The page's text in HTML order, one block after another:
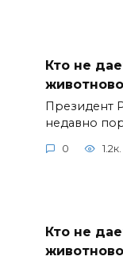
Кто не
Президент
недавно
0 1.2к.
Кто не